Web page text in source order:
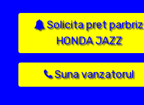
Solicita pret parbriz
HONDA JAZZ
Suna vanzatorul